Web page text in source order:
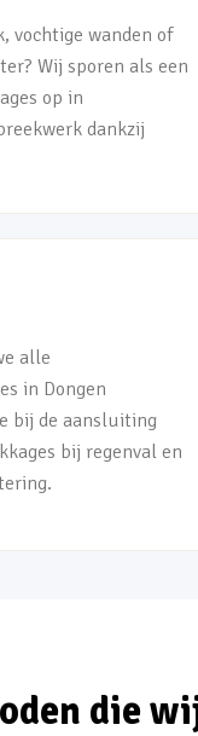
vochtige wanden of
Wij sporen als een
op in
dankzij
alle
in Dongen
bij de aansluiting
bij regenval en
die